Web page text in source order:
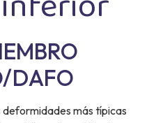
DAFO
deformidades más típicas